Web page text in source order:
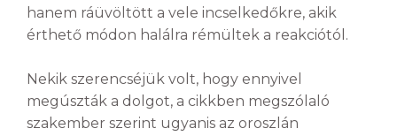
hanem ráüvöltött a vele incselkedőkre, akik
érthető módon halálra rémültek a reakciótól.
Nekik szerencséjük volt, hogy ennyivel
megúszták a dolgot, a cikkben megszólaló
szakember szerint ugyanis az oroszlán